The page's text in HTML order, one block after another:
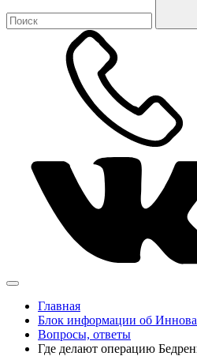
Главная
Блок информации об
Вопросы, ответы
Где делают операцию